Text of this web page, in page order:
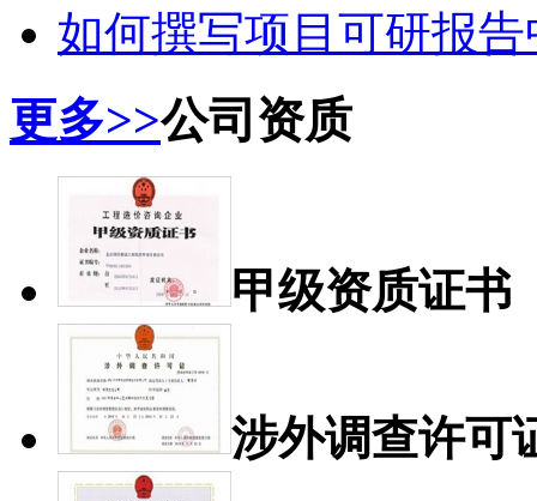
如何撰写项目可研报告
更多>>公司资质
甲级资质证书
涉外调查许可